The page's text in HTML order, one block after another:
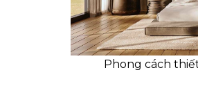
Phong cách